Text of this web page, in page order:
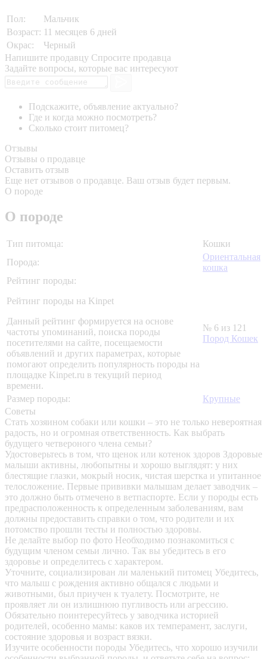
Пол:
Мальчик
Возраст: 11 месяцев 6 дней
Окрас:
Черный
Напишите продавцу Спросите продавца
Задайте вопросы, которые вас интересуют
Подскажите, объявление актуально?
Где и когда можно посмотреть?
Сколько стоит питомец?
Отзывы
Отзывы о продавце
Оставить отзыв
Еще нет отзывов о продавце. Ваш отзыв будет первым.
О породе
О породе
Тип питомца:
Кошки
Порода:
Ориентальная
кошка
Рейтинг породы:
Рейтинг породы на Kinpet
Данный рейтинг формируется на основе
частоты упоминаний, поиска породы
посетителями на сайте, посещаемости
объявлений и других параметрах, которые
помогают определить популярность породы на
площадке Kinpet.ru в текущий период
времени.
№ 6 из 121
Пород Кошек
Размер породы:
Крупные
Советы
Стать хозяином собаки или кошки – это не только невероятная
радость, но и огромная ответственность. Как выбрать
будущего четвероного члена семьи?
Удостоверьтесь в том, что щенок или котенок здоров Здоровые
малыши активны, любопытны и хорошо выглядят: у них
блестящие глазки, мокрый носик, чистая шерстка и упитанное
телосложение. Первые прививки малышам делает заводчик –
это должно быть отмечено в ветпаспорте. Если у породы есть
предрасположенность к определенным заболеваниям, вам
должны предоставить справки о том, что родители и их
потомство прошли тесты и полностью здоровы.
Не делайте выбор по фото Необходимо познакомиться с
будущим членом семьи лично. Так вы убедитесь в его
здоровье и определитесь с характером.
Уточните, социализирован ли маленький питомец Убедитесь,
что малыш с рождения активно общался с людьми и
животными, был приучен к туалету. Посмотрите, не
проявляет ли он излишнюю пугливость или агрессию.
Обязательно поинтересуйтесь у заводчика историей
родителей, особенно мамы: каков их темперамент, заслуги,
состояние здоровья и возраст вязки.
Изучите особенности породы Убедитесь, что хорошо изучили